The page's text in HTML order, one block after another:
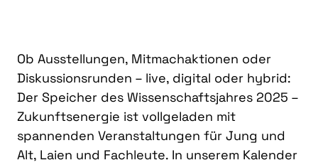
Ob Ausstellungen, Mitmachaktionen oder
Diskussionsrunden – live, digital oder hybrid:
Der Speicher des Wissenschaftsjahres 2025 –
Zukunftsenergie ist vollgeladen mit
spannenden Veranstaltungen für Jung und
Alt, Laien und Fachleute. In unserem Kalender